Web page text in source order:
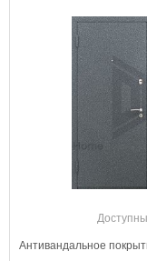
Антивандальное